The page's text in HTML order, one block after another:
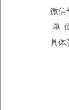
微信
单
具体